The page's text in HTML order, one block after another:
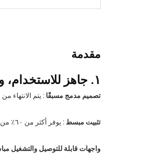
مقدمة
١. جاهز للاستخدام، ونشر سريع
تصميم مدمج مسبقًا : يتم الانتهاء
تثبيت مبسط : يوفر أكثر من ٦٠٪ من وقت التركيب مقارنةً بالأنظمة المنفصلة التقليدية؛ ويمكن تركيبه بواسطة فنيَّين اثنين خلال ٤ ساعات.
واجهات قابلة للتوصيل والتشغيل